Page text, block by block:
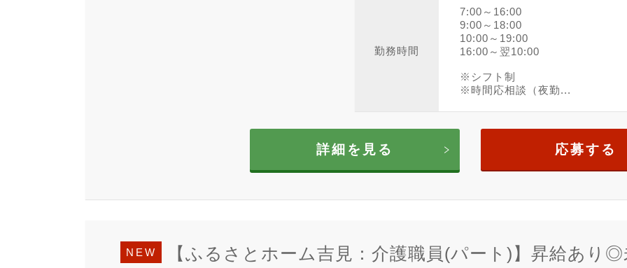
勤務時間
7:00～16:00
9:00～18:00
10:00～19:00
16:00～翌10:00
※シフト制
※時間応相談（夜勤...
詳細を見る 応募する
NEW
【ふるさとホーム吉見：介護職員(パート)】昇給あり